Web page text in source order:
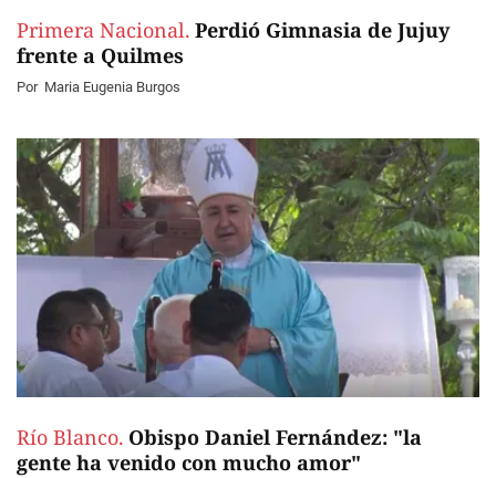
Primera Nacional. Perdió Gimnasia de Jujuy
frente a Quilmes
Por Maria Eugenia Burgos
Río Blanco. Obispo Daniel Fernández: "la
gente ha venido con mucho amor"